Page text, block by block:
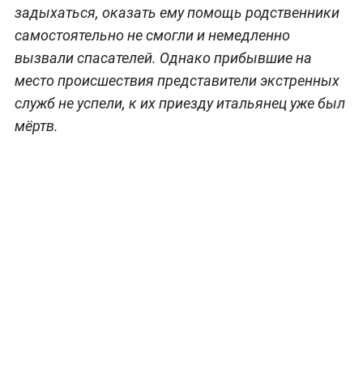
задыхаться, оказать ему помощь родственники
самостоятельно не смогли и немедленно
вызвали спасателей. Однако прибывшие на
место происшествия представители экстренных
служб не успели, к их приезду итальянец уже был
мёртв.